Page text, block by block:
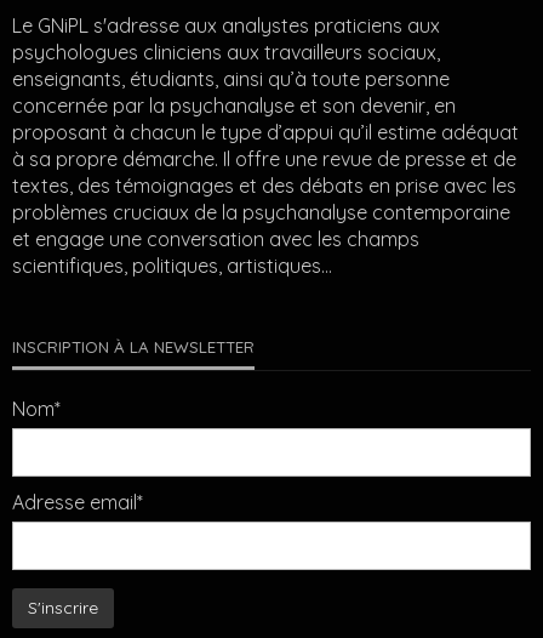
Le GNiPL s'adresse aux analystes praticiens aux
psychologues cliniciens aux travailleurs sociaux,
enseignants, étudiants, ainsi qu’à toute personne
concernée par la psychanalyse et son devenir, en
proposant à chacun le type d’appui qu’il estime adéquat
à sa propre démarche. Il offre une revue de presse et de
textes, des témoignages et des débats en prise avec les
problèmes cruciaux de la psychanalyse contemporaine
et engage une conversation avec les champs
scientifiques, politiques, artistiques…
INSCRIPTION À LA NEWSLETTER
Nom*
Adresse email*